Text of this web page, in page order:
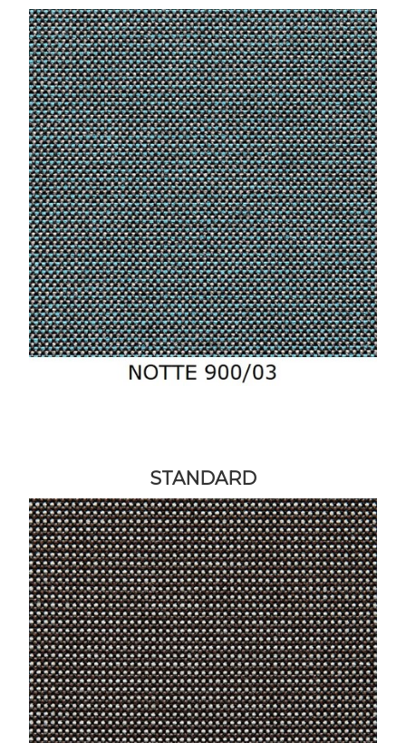
STANDARD